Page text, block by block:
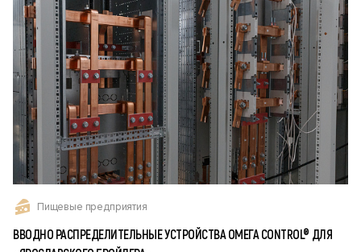
Пищевые предприятия
ВВОДНО РАСПРЕДЕЛИТЕЛЬНЫЕ УСТРОЙСТВА ОМЕГА CONTROL® ДЛЯ